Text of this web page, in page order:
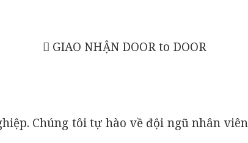
GIAO NHẬN DOOR to DOOR
Chúng tôi tự hào về đội ngũ nhân viên